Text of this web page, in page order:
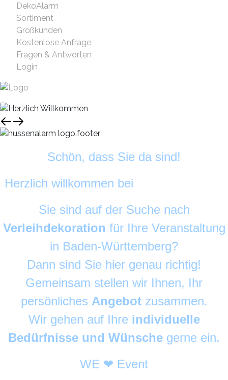
DekoAlarm
Sortiment
Großkunden
Kostenlose Anfrage
Fragen & Antworten
Login
Schön, dass Sie da sind!
Herzlich willkommen bei
Sie sind auf der Suche nach
Verleihdekoration für Ihre Veranstaltung
in Baden-Württemberg?
Dann sind Sie hier genau richtig!
Gemeinsam stellen wir Ihnen, Ihr
persönliches Angebot zusammen.
Wir gehen auf Ihre individuelle
Bedürfnisse und Wünsche gerne ein.
WE ❤ Event